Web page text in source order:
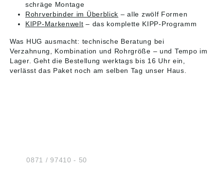
schräge Montage
Rohrverbinder im Überblick – alle zwölf Formen
KIPP-Markenwelt – das komplette KIPP-Programm
Was HUG ausmacht: technische Beratung bei
Verzahnung, Kombination und Rohrgröße – und Tempo im
Lager. Geht die Bestellung werktags bis 16 Uhr ein,
verlässt das Paket noch am selben Tag unser Haus.
Tel.:0871 / 97410 - 50